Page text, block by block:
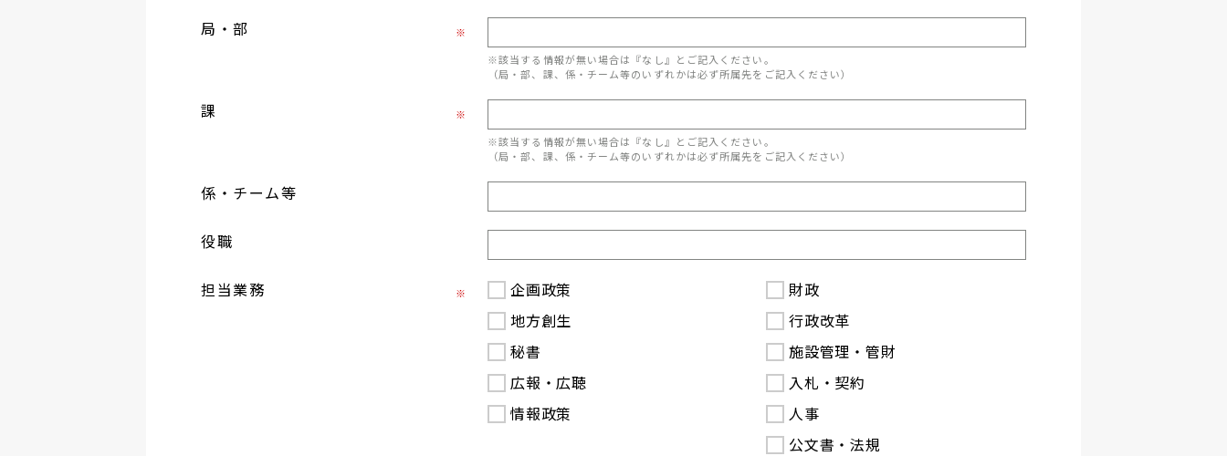
局・部
※
※該当する情報が無い場合は『なし』とご記入ください。
（局・部、課、係・チーム等のいずれかは必ず所属先をご記入ください）
課
※
※該当する情報が無い場合は『なし』とご記入ください。
（局・部、課、係・チーム等のいずれかは必ず所属先をご記入ください）
係・チーム等
役職
担当業務 ※
企画政策
地方創生
秘書
広報・広聴
情報政策
財政
行政改革
施設管理・管財
入札・契約
人事
公文書・法規